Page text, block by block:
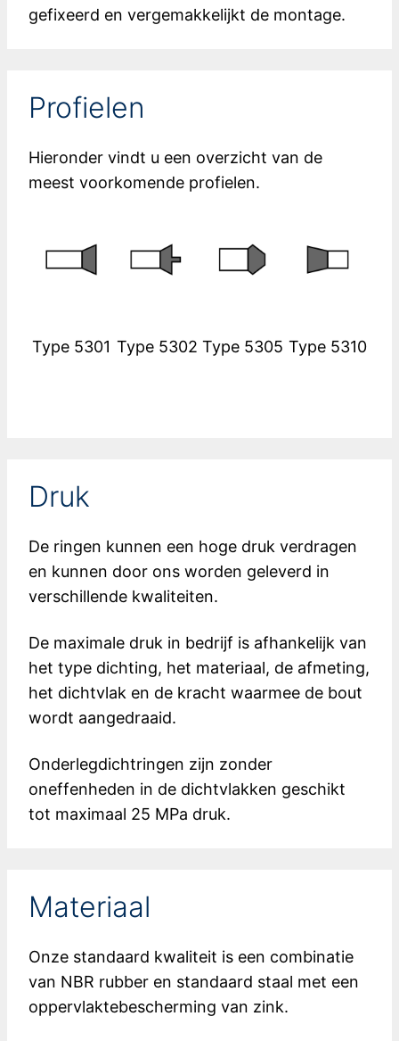
gefixeerd en vergemakkelijkt de montage.
Profielen
Hieronder vindt u een overzicht van de
meest voorkomende profielen.
Type 5301 Type 5302 Type 5305 Type 5310
Druk
De ringen kunnen een hoge druk verdragen
en kunnen door ons worden geleverd in
verschillende kwaliteiten.
De maximale druk in bedrijf is afhankelijk van
het type dichting, het materiaal, de afmeting,
het dichtvlak en de kracht waarmee de bout
wordt aangedraaid.
Onderlegdichtringen zijn zonder
oneffenheden in de dichtvlakken geschikt
tot maximaal 25 MPa druk.
Materiaal
Onze standaard kwaliteit is een combinatie
van NBR rubber en standaard staal met een
oppervlaktebescherming van zink.